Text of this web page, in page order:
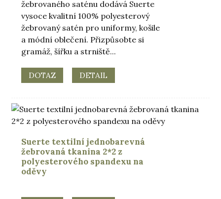
žebrovaného saténu dodává Suerte
vysoce kvalitní 100% polyesterový
žebrovaný satén pro uniformy, košile
a módní oblečení. Přizpůsobte si
gramáž, šířku a strniště...
DOTAZ DETAIL
Suerte textilní jednobarevná
žebrovaná tkanina 2*2 z
polyesterového spandexu na
oděvy